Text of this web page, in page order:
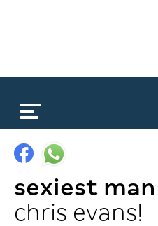
sexiest
chris evans!